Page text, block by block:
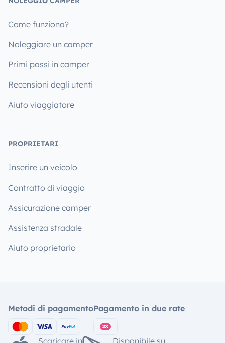
Come funziona?
Noleggiare un camper
Primi passi in camper
Recensioni degli utenti
Aiuto viaggiatore
PROPRIETARI
Inserire un veicolo
Contratto di viaggio
Assicurazione camper
Assistenza stradale
Aiuto proprietario
Metodi di pagamentoPagamento in due rate
Scaricare in Disponibile su